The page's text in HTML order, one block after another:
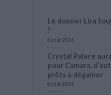
Le dossier Lira
?
8 août 2026
Crystal Palace
pour Camara,
prêts à dégainer
8 août 2026